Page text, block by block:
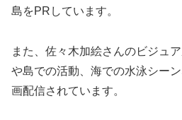
島をPRしています。
また、佐々木加絵さんのビジュ
や島での活動、海での水泳シー
画配信されています。